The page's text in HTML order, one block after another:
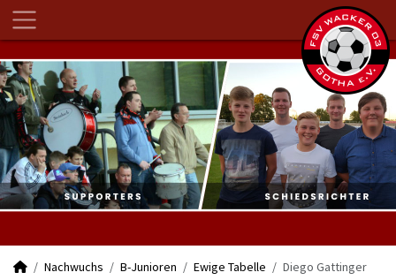
Nachwuchs B-Junioren Ewige Tabelle Diego Gattinger